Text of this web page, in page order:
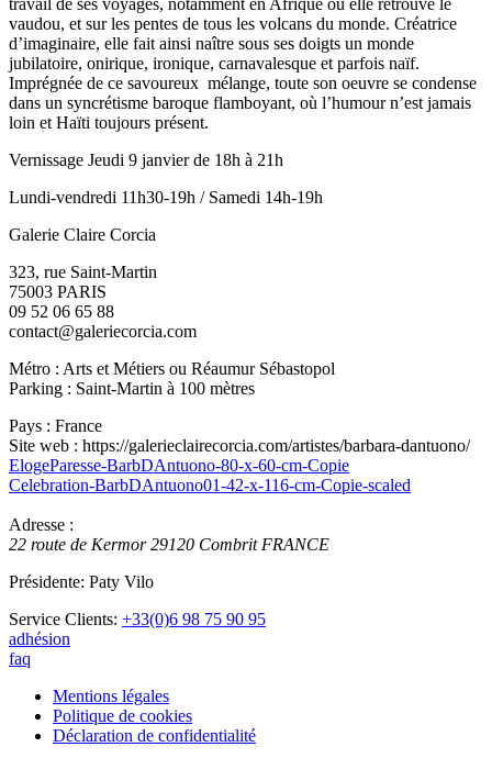
vaudou, et sur les pentes de tous les volcans du monde. Créatrice
d’imaginaire, elle fait ainsi naître sous ses doigts un monde
jubilatoire, onirique, ironique, carnavalesque et parfois naïf.
Imprégnée de ce savoureux mélange, toute son oeuvre se condense
dans un syncrétisme baroque flamboyant, où l’humour n’est jamais
loin et Haïti toujours présent.
Vernissage Jeudi 9 janvier de 18h à 21h
Lundi-vendredi 11h30-19h / Samedi 14h-19h
Galerie Claire Corcia
323, rue Saint-Martin
75003 PARIS
09 52 06 65 88
contact@galeriecorcia.com
Métro : Arts et Métiers ou Réaumur Sébastopol
Parking : Saint-Martin à 100 mètres
Pays : France
Site web : https://galerieclairecorcia.com/artistes/barbara-dantuono/
ElogeParesse-BarbDAntuono-80-x-60-cm-Copie
Celebration-BarbDAntuono01-42-x-116-cm-Copie-scaled
Adresse :
22 route de Kermor 29120 Combrit FRANCE
Présidente: Paty Vilo
Service Clients: +33(0)6 98 75 90 95
adhésion
faq
Mentions légales
Politique de cookies
Déclaration de confidentialité